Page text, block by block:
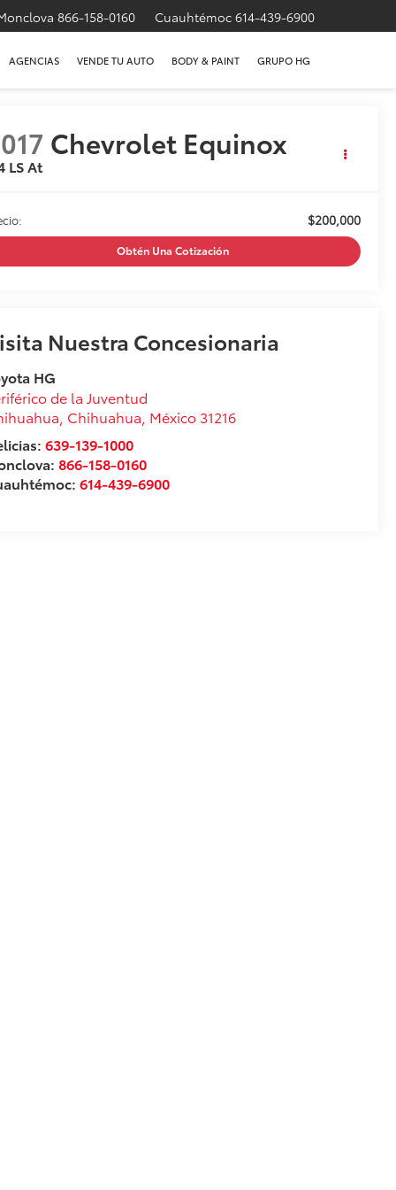
866-158-0160 Cuauhtémoc 614-439-6900
AGENCIAS VENDE TU AUTO BODY & PAINT GRUPO HG
Chevrolet Equinox
LS At
$200,000
Obtén Una Cotización
Nuestra Concesionaria
HG
de la Juventud
Chihuahua , México 31216
639-139-1000
866-158-0160
614-439-6900